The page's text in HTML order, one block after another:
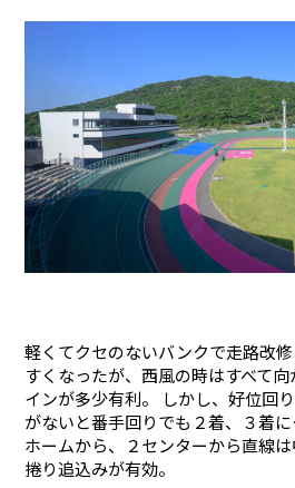
イベント＆ファンサービス
Kの3本勝負（本命予想）
崖っぷちのK（穴予想）
Kの地元推し！（地元予想）
KEIRINパーク
アクセス
防府けいりん駅前SC
DOKOTO
電話・FAXサービス
歴代優勝者を紹介
非開催日の払戻し場所につ
協賛レース募集
ホープ君日記
Kからの挑戦状
防府競輪を予想するKとは？
防府競輪キャラクター
個人情報保護方針
防府競輪をお楽しみいただ
車券の購入にのめり込む不
軽くてクセのないバンクで走路改
すくなったが、西風の時はすべて
インが多少有利。 しかし、好位回
がないと番手回りでも２着、３着
ホームから、２センターから直線
捲り追込みが有効。